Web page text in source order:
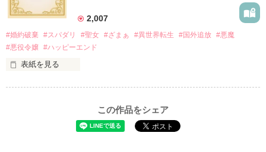
「ど、どいてぇぇぇえ！！！！！」
そんな最悪の出会いを果たした二人
透き通るほど白い肌と華奢の手足
お人形のように可愛いらしい見た目とは裏腹に
残念なほどに自由でお気楽なお転婆令嬢
2,007
#婚約破棄 #スパダリ #聖女 #ざまぁ #異世界転生 #国外追放 #悪魔
#悪役令嬢 #ハッピーエンド
表紙を見る
ありがとうございますヽ(´▽｀)/
２０２５.０２.１５　書籍発売中です！
○●○●○●○●○●○●○●○●
この作品をシェア